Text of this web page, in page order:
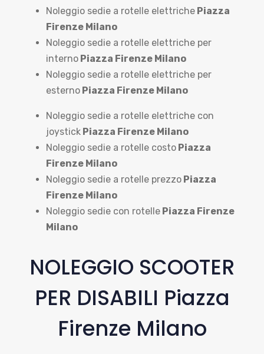
Noleggio sedie a rotelle elettriche Piazza
Firenze Milano
Noleggio sedie a rotelle elettriche per
interno Piazza Firenze Milano
Noleggio sedie a rotelle elettriche per
esterno Piazza Firenze Milano
Noleggio sedie a rotelle elettriche con
joystick Piazza Firenze Milano
Noleggio sedie a rotelle costo Piazza
Firenze Milano
Noleggio sedie a rotelle prezzo Piazza
Firenze Milano
Noleggio sedie con rotelle Piazza Firenze
Milano
NOLEGGIO SCOOTER
PER DISABILI Piazza
Firenze Milano